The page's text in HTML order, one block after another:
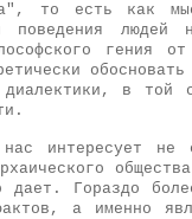
то есть как
поведения людей
гения
диалектики, в
интересует не
Гораздо
а именно